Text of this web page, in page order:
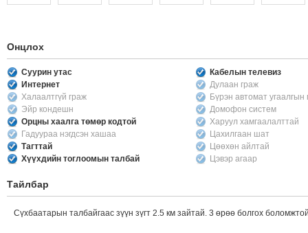
Онцлох
Суурин утас
Кабелын телевиз
Интернет
Дулаан граж
Халаалтгүй граж
Бүрэн автомат
Эйр кондешн
Домофон систем
Орцны хаалга төмөр кодтой
Харуул хамгаалалттай
Гадуураа нэгдсэн хашаа
Цахилгаан шат
Тагттай
Цөөхөн айлтай
Хүүхдийн тоглоомын талбай
Цэвэр агаар
Тайлбар
Сүхбаатарын талбайгаас зүүн зүгт 2.5 км зайтай. 3 өрөө болгох